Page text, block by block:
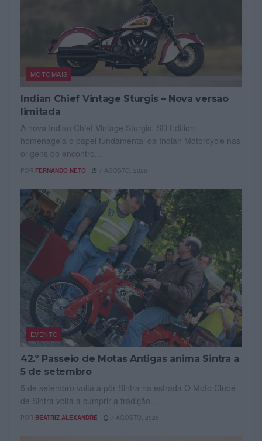
MOTOMAIS
Indian Chief Vintage Sturgis – Nova versão
limitada
A nova Indian Chief Vintage Sturgis, SD Edition,
homenageia o papel fundamental da Indian Motorcycle nas
origens do encontro...
POR FERNANDO NETO 7 AGOSTO, 2026
EVENTO
42.º Passeio de Motas Antigas anima Sintra a
5 de setembro
5 de setembro volta a pôr Sintra na estrada O Moto Clube
de Sintra volta a cumprir a tradição...
POR BEATRIZ ALEXANDRE 7 AGOSTO, 2026